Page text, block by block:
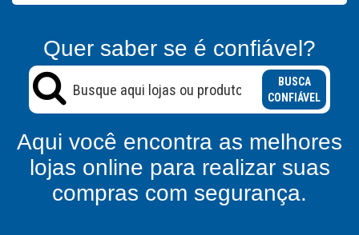
Quer saber se é confiável?
BUSCA
CONFIÁVEL
Aqui você encontra as melhores
lojas online para realizar suas
compras com segurança.